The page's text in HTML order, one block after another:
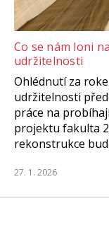
Co se nám loni
udržitelnosti
Ohlédnutí za
udržitelnosti
práce na
projektu fakulta
rekonstrukce
27. 1. 2026